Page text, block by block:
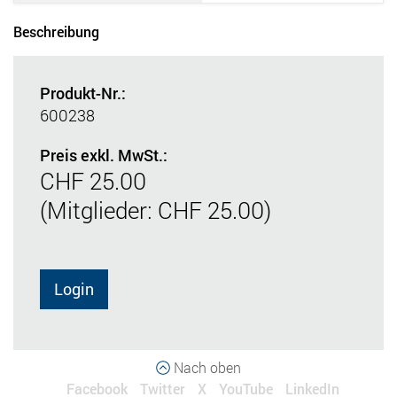
Beschreibung
Produkt-Nr.:
600238
Preis exkl. MwSt.:
CHF 25.00
(Mitglieder: CHF 25.00)
Login
Nach oben
Facebook
Twitter X YouTube LinkedIn